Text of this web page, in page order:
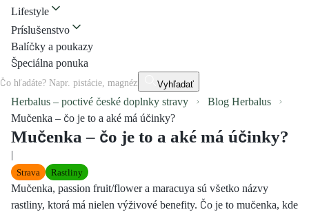
Lifestyle
Príslušenstvo
Balíčky a poukazy
Špeciálna ponuka
Vyhľadať
Herbalus – poctivé české doplnky stravy
Blog Herbalus
Mučenka – čo je to a aké má účinky?
Mučenka – čo je to a aké má účinky?
|
Strava Rastliny
Mučenka, passion fruit/flower a maracuya sú všetko názvy
rastliny, ktorá má nielen výživové benefity. Čo je to mučenka, kde